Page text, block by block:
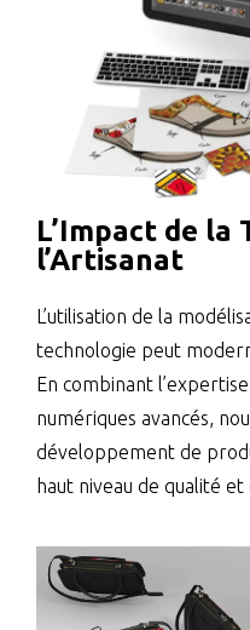
L’Impact de la
l’Artisanat
L’utilisation de la
technologie peut
En combinant
numériques avancés,
développement de
haut niveau de qualité et